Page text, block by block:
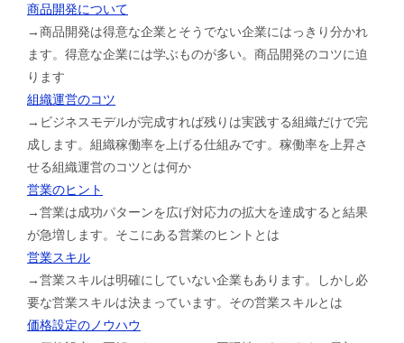
商品開発について
→商品開発は得意な企業とそうでない企業にはっきり分かれ
ます。得意な企業には学ぶものが多い。商品開発のコツに迫
ります
組織運営のコツ
→ビジネスモデルが完成すれば残りは実践する組織だけで完
成します。組織稼働率を上げる仕組みです。稼働率を上昇さ
せる組織運営のコツとは何か
営業のヒント
→営業は成功パターンを広げ対応力の拡大を達成すると結果
が急増します。そこにある営業のヒントとは
営業スキル
→営業スキルは明確にしていない企業もあります。しかし必
要な営業スキルは決まっています。その営業スキルとは
価格設定のノウハウ